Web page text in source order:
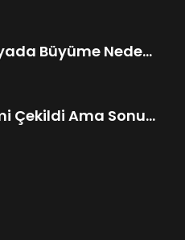
Dijital Medyada Büyüme Neden Bütçe Artışıyla
Reklam Filmi Çekildi Ama Sonuç Gelmedi: